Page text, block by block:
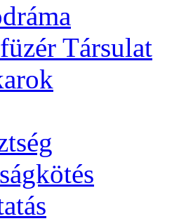
Társulat